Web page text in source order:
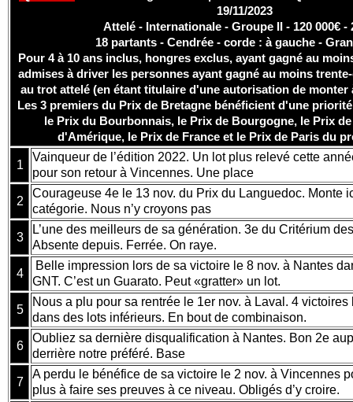
19/11/2023
Attelé - Internationale - Groupe II - 120 000€ -
18 partants - Cendrée - corde : à gauche -
Pour 4 à 10 ans inclus, hongres exclus, ayant gagné au
admises à driver les personnes ayant gagné au moins
au trot attelé (en étant titulaire d'une autorisation de
Les 3 premiers du Prix de Bretagne bénéficient d'une
le Prix du Bourbonnais, le Prix de Bourgogne, le Prix
d'Amérique, le Prix de France et le Prix de Paris du
1
Vainqueur de l’édition 2022. Un lot plus relevé cette
pour son retour à Vincennes. Une place
2
Courageuse 4e le 13 nov. du Prix du Languedoc. Monte
catégorie. Nous n’y croyons pas
3
L’une des meilleurs de sa génération. 3e du Critérium
Absente depuis. Ferrée. On raye.
4
Belle impression lors de sa victoire le 8 nov. à Nantes
GNT. C’est un Guarato. Peut «gratter» un lot.
5
Nous a plu pour sa rentrée le 1er nov. à Laval. 4 victoires
dans des lots inférieurs. En bout de combinaison.
6
Oubliez sa dernière disqualification à Nantes. Bon 2e
derrière notre préféré. Base
7
A perdu le bénéfice de sa victoire le 2 nov. à Vincennes
plus à faire ses preuves à ce niveau. Obligés d’y croire.